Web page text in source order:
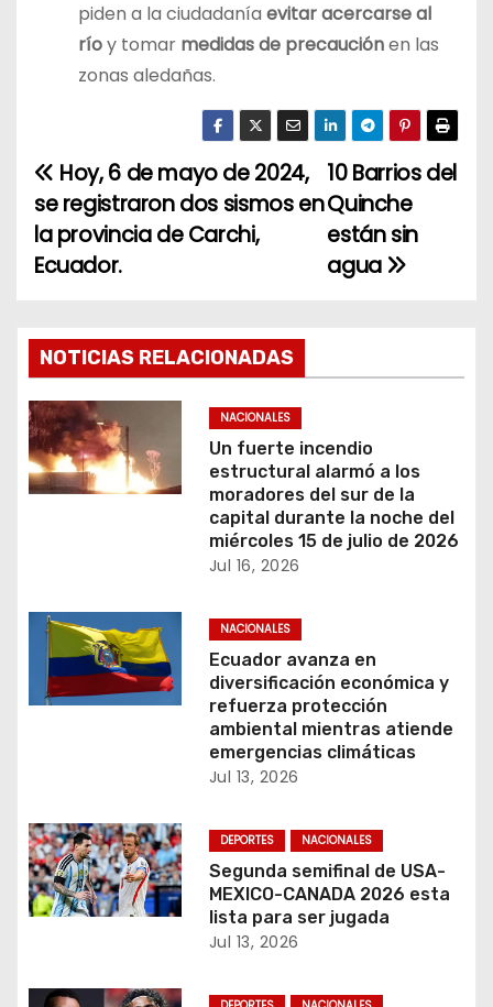
piden a la ciudadanía evitar acercarse al
ríoy tomar medidas de precauciónen las
zonas aledañas.
N
a
v
g
a
c
i
d
e
t
r
a
10 Barrios del
Quinche
están sin
agua
Hoy, 6 de mayo de 2024,
se registraron dos sismos en
la provincia de Carchi,
Ecuador.
NOTICIAS RELACIONADAS
NACIONALES
Un fuerte incendio
estructural alarmó a los
moradores del sur de la
capital durante la noche del
miércoles 15 de julio de 2026
Jul 16, 2026
NACIONALES
Ecuador avanza en
diversificación económica y
refuerza protección
ambiental mientras atiende
emergencias climáticas
Jul 13, 2026
DEPORTES NACIONALES
Segunda semifinal de USA-
MEXICO-CANADA 2026 esta
lista para ser jugada
Jul 13, 2026